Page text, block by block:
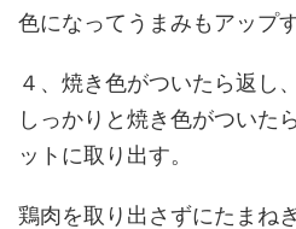
色になってうまみもアップす
４、焼き色がついたら返し
しっかりと焼き色がついた
ットに取り出す。
鶏肉を取り出さずにたまね